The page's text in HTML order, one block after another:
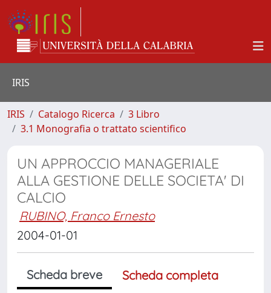
IRIS
IRIS Catalogo Ricerca
3 Libro
3.1 Monografia o trattato scientifico
UN APPROCCIO MANAGERIALE
ALLA GESTIONE DELLE SOCIETA' DI
CALCIO
RUBINO, Franco Ernesto
2004-01-01
Scheda breve
Scheda completa